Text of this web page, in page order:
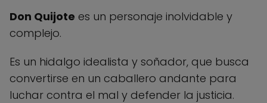
Don Quijote es un personaje inolvidable y
complejo.
Es un hidalgo idealista y soñador, que busca
convertirse en un caballero andante para
luchar contra el mal y defender la justicia.